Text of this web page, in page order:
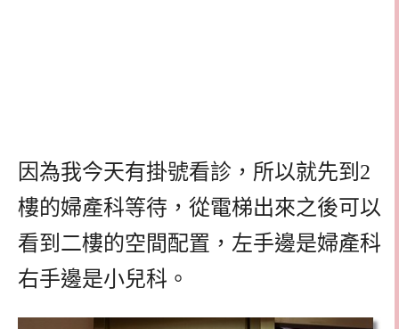
因為我今天有掛號看診，所以就先到2
樓的婦產科等待，從電梯出來之後可以
看到二樓的空間配置，左手邊是婦產科
右手邊是小兒科。